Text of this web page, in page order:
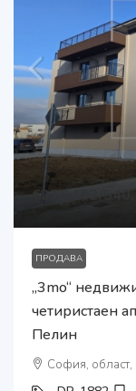
€276,152/
ПРОДАВА
„3mo“
четиристаен
Пелин
София,